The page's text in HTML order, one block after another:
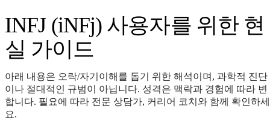
INFJ (iNFj) 사용자를 위한 현
실 가이드
아래 내용은 오락/자기이해를 돕기 위한 해석이며, 과학적 진단
이나 절대적인 규범이 아닙니다. 성격은 맥락과 경험에 따라 변
합니다. 필요에 따라 전문 상담가, 커리어 코치와 함께 확인하세
요.